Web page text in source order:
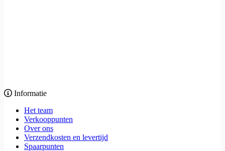
Informatie
Het team
Verkooppunten
Over ons
Verzendkosten en levertijd
Spaarpunten